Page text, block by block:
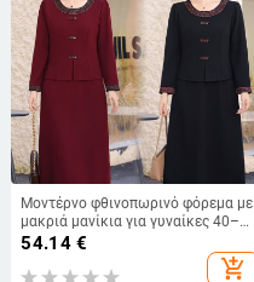
Μοντέρνο φθινοπωρινό φόρεμα με
μακριά μανίκια για γυναίκες 40–
50 ετών, μήκος μέσου, εφέ δύο
κομματιών, κομψό και νεανικό
54.14€
add_shopping_cart